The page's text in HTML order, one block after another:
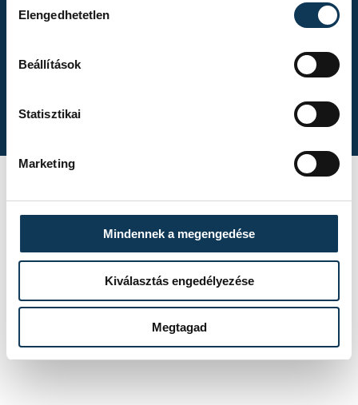
Elengedhetetlen
Beállítások
Statisztikai
Marketing
Mindennek a megengedése
Kiválasztás engedélyezése
Megtagad
Gasper Marguc
A One Veszprém
idénynyitó
sajtótájékoztatója